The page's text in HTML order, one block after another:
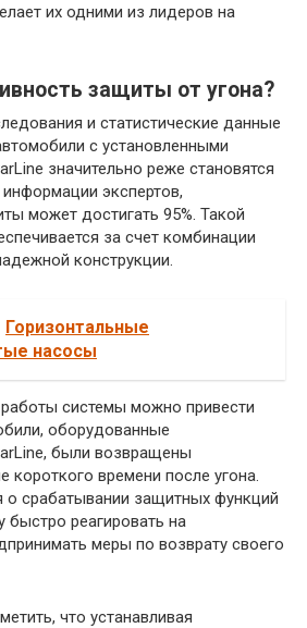
их одними из лидеров на
защиты от угона?
и статистические данные
с установленными
значительно реже становятся
экспертов,
может достигать 95%. Такой
за счет комбинации
конструкции.
Горизонтальные
насосы
системы можно привести
оборудованные
были возвращены
короткого времени после угона.
срабатывании защитных функций
быстро реагировать на
меры по возврату своего
что устанавливая